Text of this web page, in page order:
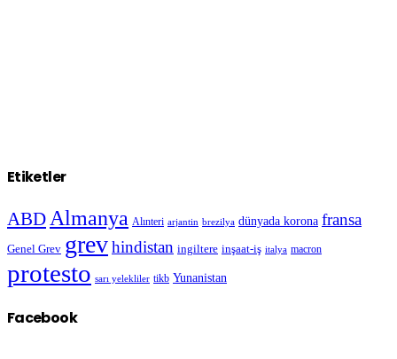
Etiketler
ABD Almanya Alınteri arjantin brezilya dünyada korona fransa
Genel Grev grevhindistan ingiltere inşaat-iş italya macron
protesto sarı yelekliler tikb Yunanistan
Facebook